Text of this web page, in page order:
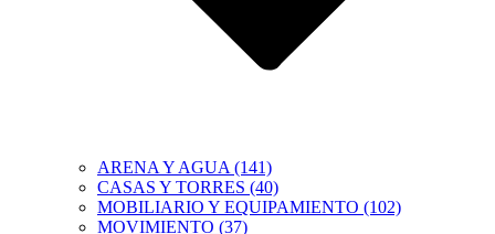
ARENA Y AGUA (141)
CASAS Y TORRES (40)
MOBILIARIO Y EQUIPAMIENTO (102)
MOVIMIENTO (37)